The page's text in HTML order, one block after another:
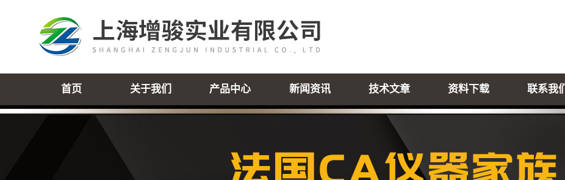
首页 关于我们 产品中心 新闻资讯 技术文章 资料下载 联系我们